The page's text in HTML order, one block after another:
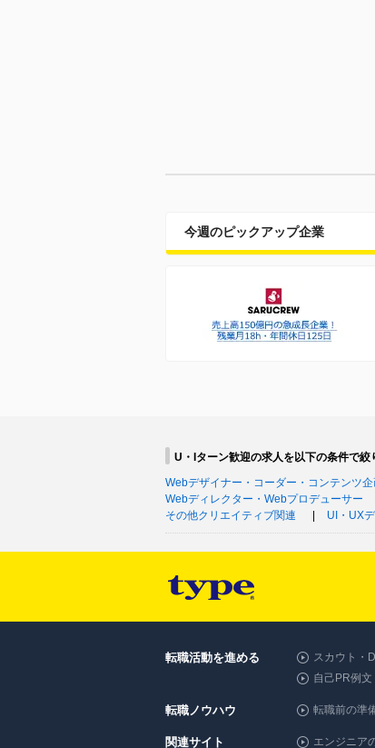
今週のピックアップ企業
U・Iターン歓迎の求人を以下の条件で絞
Webデザイナー・コーダー・コンテンツ
Webディレクター・Webプロデューサー
その他クリエイティブ関連
UI・UX
転職活動を進める スカウト・
自己PR例文
転職ノウハウ 転職前の準
関連サイト エンジニア